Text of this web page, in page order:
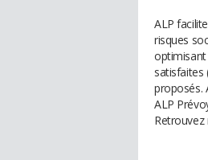
ALP
risques
optimisant
satisfaites
proposés.
ALP